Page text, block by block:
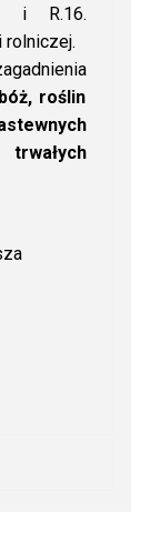
i R.16.
rolniczej.
roślin